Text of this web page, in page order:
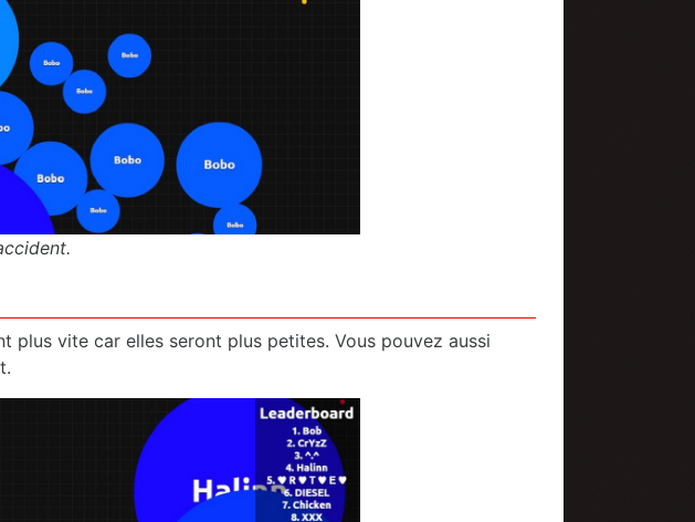
plus vite car elles seront plus petites. Vous pouvez aussi